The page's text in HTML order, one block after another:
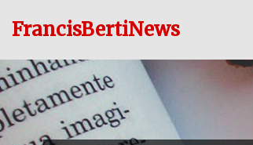
al
contenido
FrancisBertiNews